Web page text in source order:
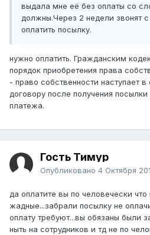
выдала мне её без оплаты со
должны.Через 2 недели звонят
оплатить посылку.
нужно оплатить. Гражданским
порядок приобретения права
- право собственности наступает
договору после получения
платежа.
Гость Тимур
Опубликовано 4 Октября
да оплатите вы по человечески
жадные...забрали посылку не
оплату требуют...вы обязаны были
ныть на сотрудников и тд не по